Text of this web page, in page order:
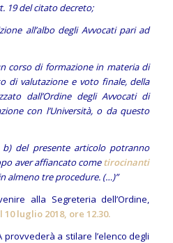
19 del citato decreto;
all’albo degli Avvocati pari ad
corso di formazione in materia di
di valutazione e voto finale, della
dall’Ordine degli Avvocati di
con l’Università, o da questo
del presente articolo potranno
aver affiancato cometirocinanti
almeno tre procedure. (…)”
alla Segreteria dell’Ordine,
luglio 2018, ore 12.30.
provvederà a stilare l’elenco degli